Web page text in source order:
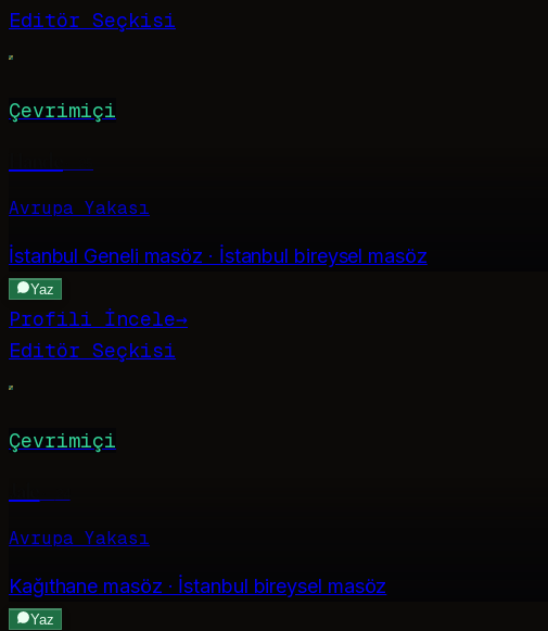
Editör Seçkisi
Çevrimiçi
Avrupa Yakası
İstanbul Geneli masöz · İstanbul bireysel masöz
Yaz
Profili İncele→
Editör Seçkisi
Çevrimiçi
Avrupa Yakası
Kağıthane masöz · İstanbul bireysel masöz
Yaz